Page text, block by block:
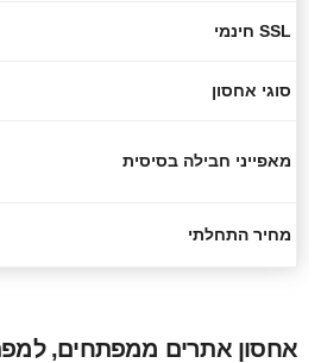
SSL חינמי
סוגי אחסון
מאפייני חבילה בסיסית
מחיר התחלתי
אחסון אתרים ממפתחים,